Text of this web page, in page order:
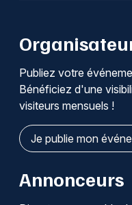
Publiez votre
Bénéficiez d'une
visiteurs mensuels !
Je publie mon
Annonceurs